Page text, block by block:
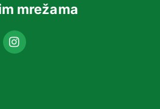
mrežama